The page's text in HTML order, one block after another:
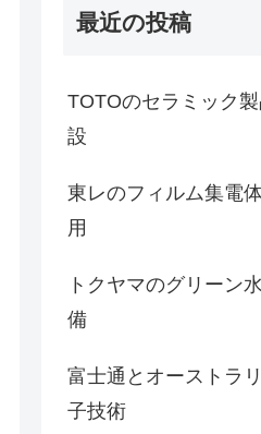
最近の投稿
TOTOのセラミック
設
東レのフィルム集電
用
トクヤマのグリーン
備
富士通とオーストラ
子技術